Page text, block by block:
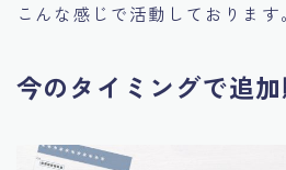
こんな感じで活動しております。
今のタイミングで追